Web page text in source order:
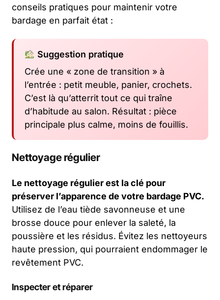
conseils pratiques pour maintenir votre
bardage en parfait état :
Suggestion pratique
Crée une « zone de transition » à
l’entrée : petit meuble, panier, crochets.
C’est là qu’atterrit tout ce qui traîne
d’habitude au salon. Résultat : pièce
principale plus calme, moins de fouillis.
Nettoyage régulier
Le nettoyage régulier est la clé pour
préserver l’apparence de votre bardage PVC.
Utilisez de l’eau tiède savonneuse et une
brosse douce pour enlever la saleté, la
poussière et les résidus. Évitez les nettoyeurs
haute pression, qui pourraient endommager le
revêtement PVC.
Inspecter et réparer